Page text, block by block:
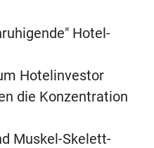
Hotel-
Hotelinvestor
die Konzentration
Muskel-Skelett-